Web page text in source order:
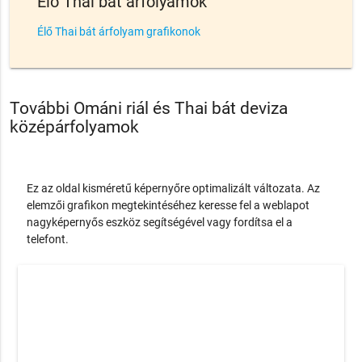
Élő Thai bát árfolyam grafikonok
További Ománi riál és Thai bát deviza
középárfolyamok
Ez az oldal kisméretű képernyőre optimalizált változata. Az
elemzői grafikon megtekintéséhez keresse fel a weblapot
nagyképernyős eszköz segítségével vagy fordítsa el a
telefont.